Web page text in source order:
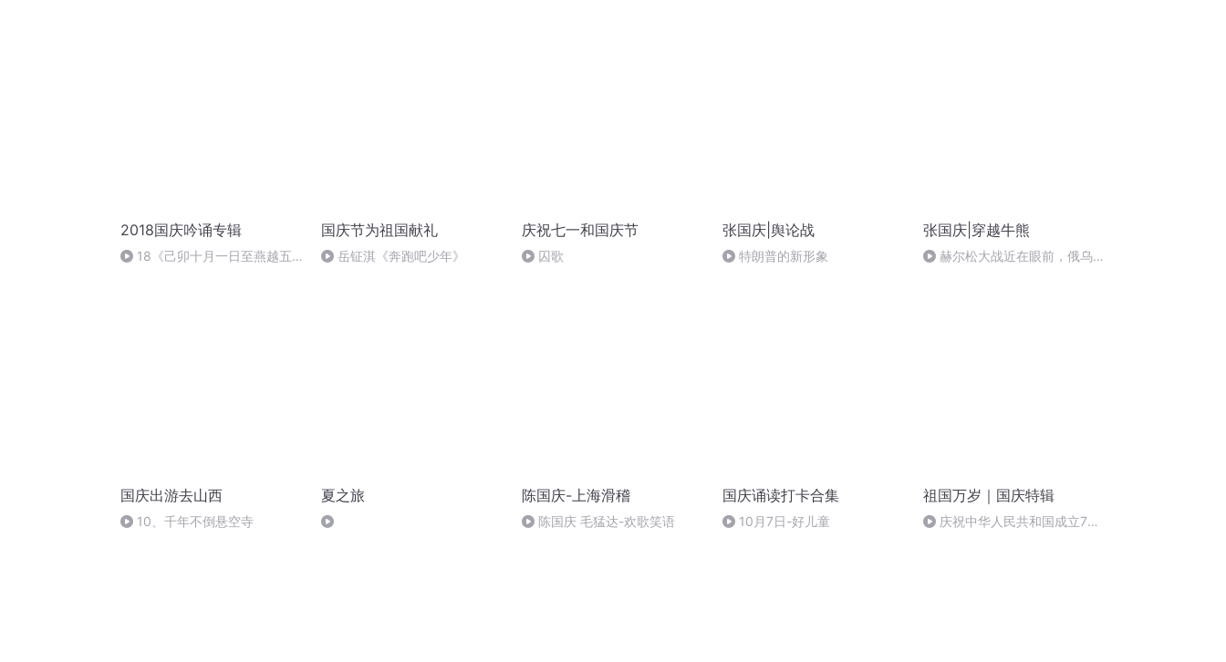
2018国庆吟诵专辑
18《己卯十月一日至燕越五
国庆节为祖国献礼
岳钲淇《奔跑吧少年》
庆祝七一和国庆节
囚歌
张国庆|舆论战
特朗普的新形象
张国庆|穿越牛熊
赫尔松大战近在眼前，俄乌冲
国庆出游去山西
10、千年不倒悬空寺
夏之旅 陈国庆-上海滑稽
陈国庆 毛猛达-欢歌笑语
国庆诵读打卡合集
10月7日-好儿童
祖国万岁｜国庆特辑
庆祝中华人民共和国成立73